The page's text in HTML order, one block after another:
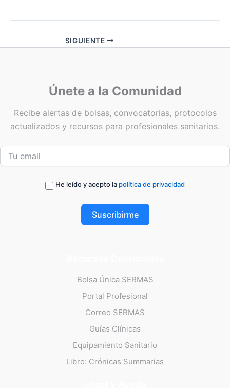
SIGUIENTE
Únete a la Comunidad
Recibe alertas de bolsas, convocatorias, protocolos
actualizados y recursos para profesionales sanitarios.
He leído y acepto la política de privacidad
Suscribirme
Bolsa Única SERMAS
Portal Profesional
Correo SERMAS
Guías Clínicas
Equipamiento Sanitario
Libro: Crónicas Summarias